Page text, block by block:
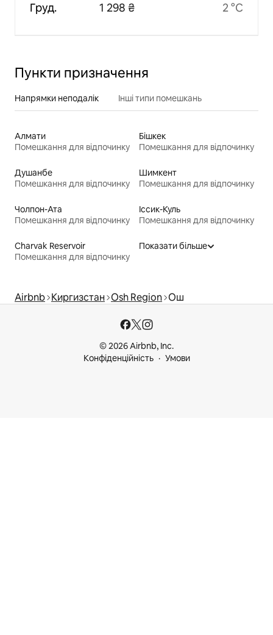
Груд. 1 298 ₴ 2 °C
Пункти призначення
Напрямки неподалік Інші типи помешкань
Алмати
Помешкання для відпочинку
Бішкек
Помешкання для відпочинку
Душанбе
Помешкання для відпочинку
Шимкент
Помешкання для відпочинку
Чолпон-Ата
Помешкання для відпочинку
Іссик-Куль
Помешкання для відпочинку
Charvak Reservoir
Помешкання для відпочинку
Показати більше
Airbnb Киргизстан Osh Region Ош
© 2026 Airbnb, Inc.
Конфіденційність
Умови